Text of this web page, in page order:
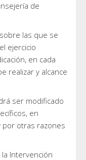
de
las que se
ejercicio
en cada
realizar y alcance
ser modificado
en
por otras razones
Intervención